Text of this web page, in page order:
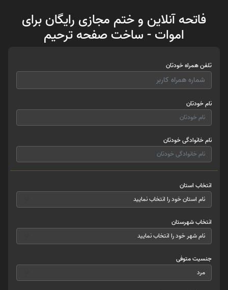
فاتحه آنلاین و ختم مجازی رایگان برای
اموات - ساخت صفحه ترحیم
تلفن همراه خودتان
نام خودتان
نام خانوادگی خودتان
انتخاب استان
انتخاب شهرستان
جنسیت متوفی